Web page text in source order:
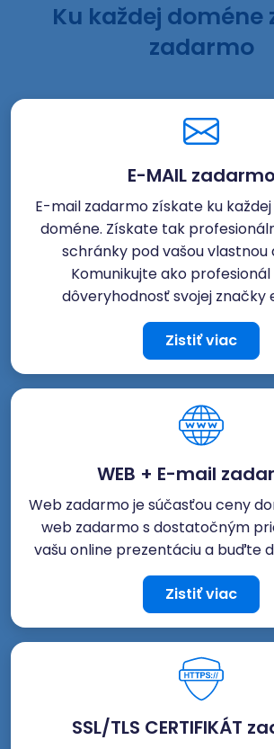
Ku každej doméne
zadarmo
E-MAIL zadarmo
E-mail zadarmo získate ku
doméne. Získate tak
schránky pod vašou vlastnou
Komunikujte ako
dôveryhodnosť svojej značky
Zistiť viac
WEB + E-mail
Web zadarmo je súčasťou ceny
web zadarmo s dostatočným
vašu online prezentáciu a buďte
Zistiť viac
SSL/TLS CERTIFIKÁT